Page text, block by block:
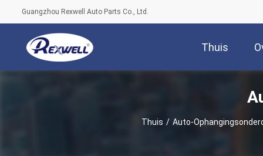
Guangzhou Rexwell Auto Parts Co., Ltd.
Thuis
Thuis / Auto-